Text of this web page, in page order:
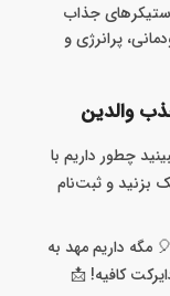
جذاب
پرانرژی و
چطور داریم با
بزنید و ثبت‌نام
مگه داریم مهد به
کافیه! 📩